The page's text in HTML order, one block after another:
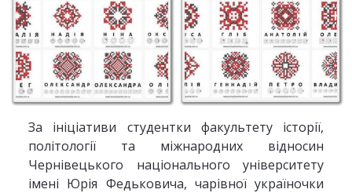
За ініціативи студентки факультету історії,
політології та міжнародних відносин
Чернівецького національного університету
імені Юрія Федьковича, чарівної україночки